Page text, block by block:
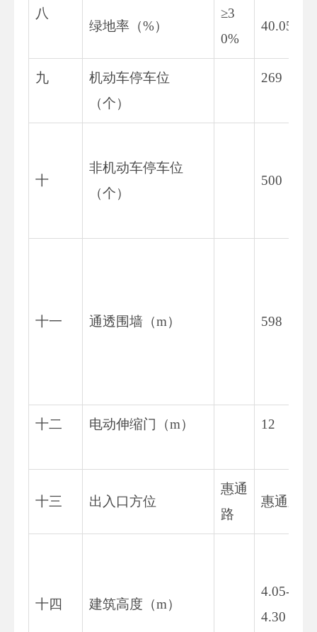
八
绿地率（%）
≥3
0%
40.05
九
机动车停车位
（个）
269
十
非机动车停车位
（个）
500
十一 通透围墙（m） 598
十二 电动伸缩门（m） 12
十三 出入口方位
惠通
路
惠通路
十四 建筑高度（m）
4.05-5
4.30